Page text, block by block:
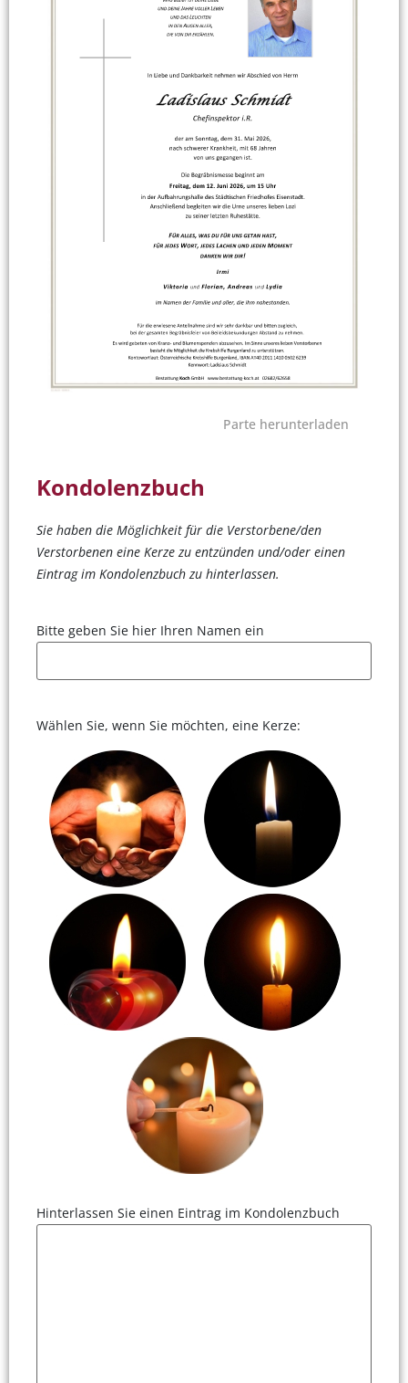
Parte herunterladen
Kondolenzbuch
Sie haben die Möglichkeit für die Verstorbene/den
Verstorbenen eine Kerze zu entzünden und/oder einen
Eintrag im Kondolenzbuch zu hinterlassen.
Bitte geben Sie hier Ihren Namen ein
Wählen Sie, wenn Sie möchten, eine Kerze:
Hinterlassen Sie einen Eintrag im Kondolenzbuch